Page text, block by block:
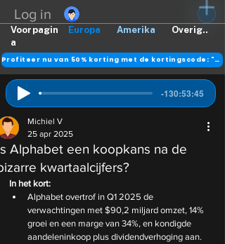
Log in
Europa Amerika Overig..
Voorpagin
a
Profiteer nu van 50% korting met de kortingscode: "DANK"
-130:53:45
Alphabet een koopkans na de
kwartaalcijfers?
Michiel V
25 apr 2025
In het kort:
Alphabet overtrof in Q1 2025 de
verwachtingen met $90,2 miljard omzet, 14%
groei en een marge van 34%, en kondigde
aandeleninkoop plus dividendverhoging aan.